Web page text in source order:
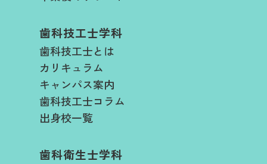
歯科技工士学科
歯科技工士とは
カリキュラム
キャンパス案内
歯科技工士コラム
出身校一覧
歯科衛生士学科